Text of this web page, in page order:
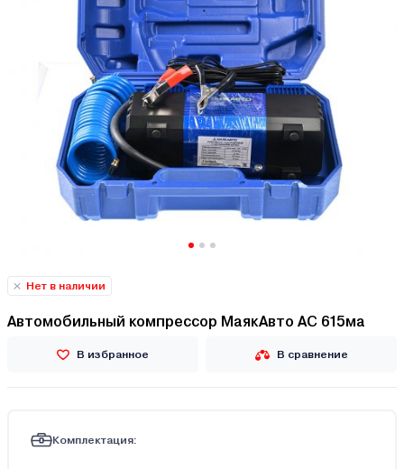
Нет в наличии
Автомобильный компрессор МаякАвто АС 615ма
В избранное В сравнение
Комплектация: